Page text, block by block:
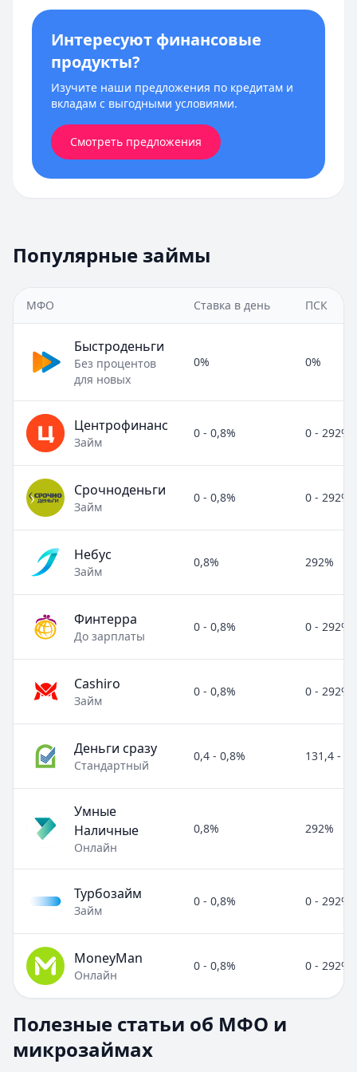
Интересуют финансовые
продукты?
Изучите наши предложения по кредитам и
вкладам с выгодными условиями.
Смотреть предложения
Популярные займы
МФО Ставка в день ПСК
Быстроденьги
Без процентов
для новых
0% 0%
Центрофинанс
Займ
0 - 0,8% 0 - 292%
Срочноденьги
Займ
0 - 0,8% 0 - 292%
Небус
Займ
0,8% 292%
Финтерра
До зарплаты
0 - 0,8% 0 - 292%
Cashiro
Займ
0 - 0,8% 0 - 292%
Деньги сразу
Стандартный
0,4 - 0,8% 131,4 -
Умные
Наличные
Онлайн
0,8% 292%
Турбозайм
Займ
0 - 0,8% 0 - 292%
MoneyMan
Онлайн
0 - 0,8% 0 - 292%
Раздел:МФО и микрозаймы. Всего статей: 8.
Займ под расписку
Нужны деньги срочно? Рассмотрите займ под
Полезные статьи об МФО и
микрозаймах